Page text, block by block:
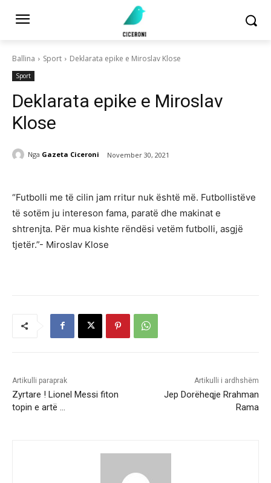
Ballina Sport Deklarata epike e Miroslav Klose
Sport
Deklarata epike e Miroslav
Klose
Nga Gazeta Ciceroni November 30, 2021
“Futbolli me të cilin jam rritur nuk është më. Futbollistëve
të sotëm ju intereson fama, paratë dhe makinat e
shtrenjta. Për mua kishte rëndësi vetëm futbolli, asgjë
tjetër.”- Miroslav Klose
Artikulli paraprak
Zyrtare ! Lionel Messi fiton
topin e artë …
Artikulli i ardhshëm
Jep Dorëheqje Rrahman
Rama